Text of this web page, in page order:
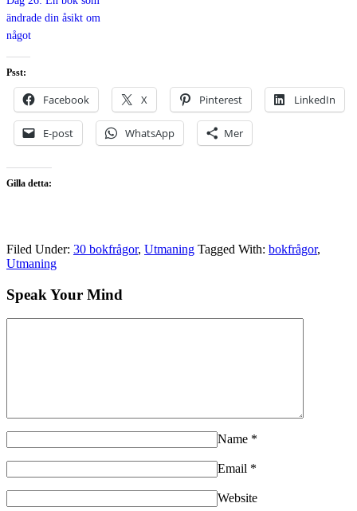
ändrade din åsikt om
något
Psst:
Facebook X Pinterest LinkedIn
E-post WhatsApp Mer
Gilla detta:
Filed Under: 30 bokfrågor, Utmaning Tagged With: bokfrågor,
Utmaning
Speak Your Mind
Name *
Email *
Website